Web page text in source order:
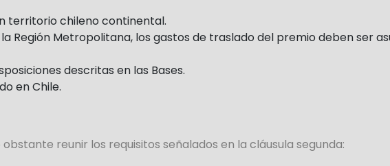
territorio chileno continental.
Región Metropolitana, los gastos de traslado del premio deben ser
descritas en las Bases.
en Chile.
reunir los requisitos señalados en la cláusula segunda: